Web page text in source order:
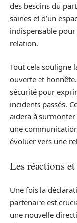
des besoins du
saines et d’un
indispensable pour
relation.
Tout cela souligne
ouverte et
sécurité pour
incidents passés.
aidera à surmonter
une
évoluer vers une
Les réactions
Une fois la
partenaire est
une nouvelle